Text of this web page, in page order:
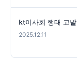
kt이사회 행태 고발
2025.12.11